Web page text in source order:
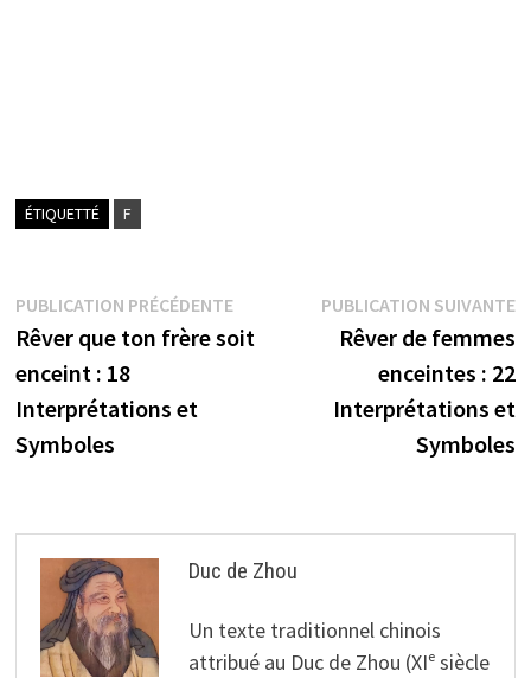
ÉTIQUETTÉ F
Navigation
de
l’article
PUBLICATION PRÉCÉDENTEPublication
précédente :
Rêver que ton frère soit
enceint : 18
Interprétations et
Symboles
PUBLICATION SUIVANTE
Rêver de femmes
enceintes : 22
Interprétations et
Symboles
Duc de Zhou
Un texte traditionnel chinois
attribué au Duc de Zhou (XIᵉ siècle